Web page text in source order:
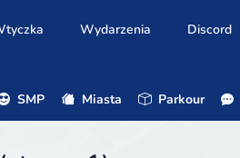
Wydarzenia Discord
SMP Miasta Parkour